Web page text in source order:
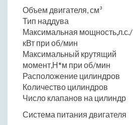
Объем двигателя, см³
Тип наддува
Максимальная мощность,л.с./
кВт при об/мин
Максимальный крутящий
момент,Н*м при об/мин
Расположение цилиндров
Количество цилиндров
Число клапанов на цилиндр
Система питания двигателя